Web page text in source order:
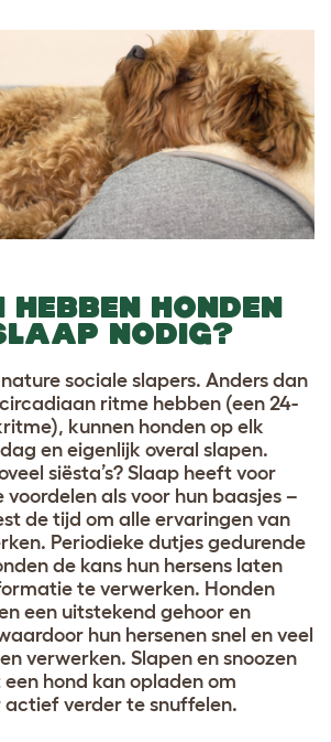
HONDEN
NODIG?
sociale slapers. Anders dan
ritme hebben (een 24-
kunnen honden op elk
en eigenlijk overal slapen.
siësta’s? Slaap heeft voor
voordelen als voor hun baasjes –
de tijd om alle ervaringen van
Periodieke dutjes gedurende
de kans hun hersens laten
te verwerken. Honden
een uitstekend gehoor en
hun hersenen snel en veel
verwerken. Slapen en snoozen
hond kan opladen om
actief verder te snuffelen.